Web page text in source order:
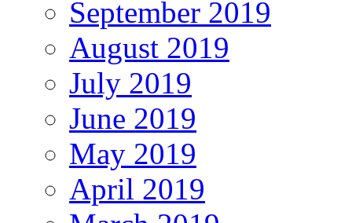
September 2019
August 2019
July 2019
June 2019
May 2019
April 2019